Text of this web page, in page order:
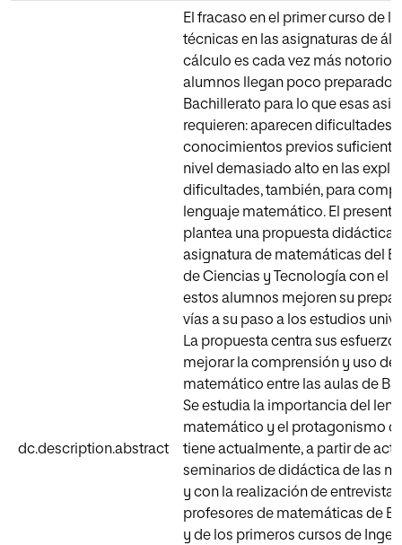
dc.description.abstract
El fracaso en el primer curso de
técnicas en las asignaturas de
cálculo es cada vez más notorio.
alumnos llegan poco
Bachillerato para lo que esas
requieren: aparecen dificultades
conocimientos previos
nivel demasiado alto en las
dificultades, también, para
lenguaje matemático. El
plantea una propuesta didáctica
asignatura de matemáticas del
de Ciencias y Tecnología con el
estos alumnos mejoren su
vías a su paso a los estudios
La propuesta centra sus
mejorar la comprensión y uso
matemático entre las aulas de
Se estudia la importancia del
matemático y el protagonismo
tiene actualmente, a partir de
seminarios de didáctica de las
y con la realización de
profesores de matemáticas de
y de los primeros cursos de